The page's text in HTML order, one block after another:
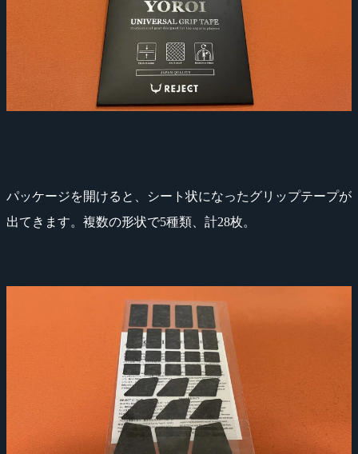
パッケージを開けると、シート状になったグリップテープが
出てきます。複数の形状で5種類、計28枚。